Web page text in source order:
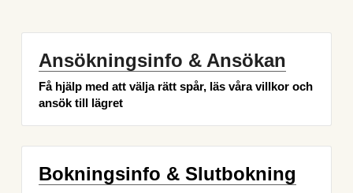
Ansökningsinfo & Ansökan
Få hjälp med att välja rätt spår, läs våra villkor och
ansök till lägret
Bokningsinfo & Slutbokning